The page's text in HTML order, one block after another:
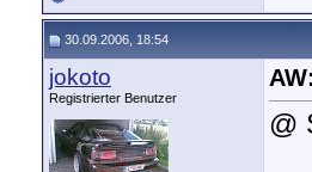
30.09.2006, 18:54
jokoto
Registrierter Benutzer
@